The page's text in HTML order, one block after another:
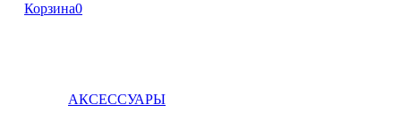
Корзина0
АКСЕССУАРЫ